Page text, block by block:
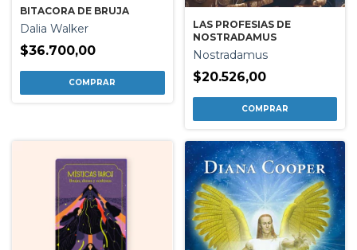
BITACORA DE BRUJA
Dalia Walker
$36.700,00
LAS PROFESIAS DE
NOSTRADAMUS
Nostradamus
$20.526,00